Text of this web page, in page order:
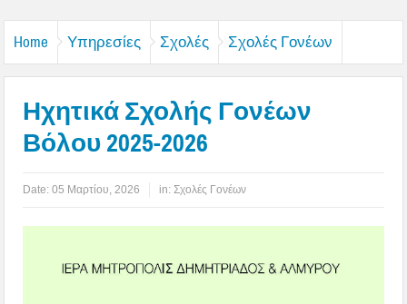
Home Υπηρεσίες Σχολές Σχολές Γονέων
Ηχητικά Σχολής Γονέων
Βόλου 2025-2026
Date:05 Μαρτίου, 2026 in:Σχολές Γονέων